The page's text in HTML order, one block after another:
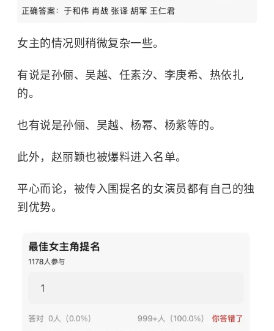
女主的情况则稍微复杂一些。
有说是孙俪、吴越、任素汐、 李庚希、热依扎
的。
也有说是孙俪、吴越、杨幂、杨紫等的。
此外，赵丽颖也被爆料进入名单。
平心而论，被传入围提名的女演员都有自己的独
到优势。